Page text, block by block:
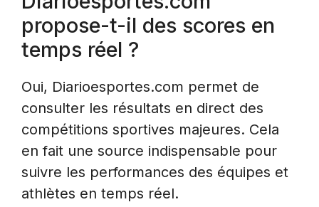
propose-t-il des scores en
temps réel ?
Oui, Diarioesportes.com permet de
consulter les résultats en direct des
compétitions sportives majeures. Cela
en fait une source indispensable pour
suivre les performances des équipes et
athlètes en temps réel.